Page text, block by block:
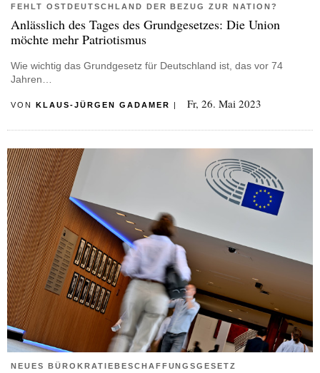
FEHLT OSTDEUTSCHLAND DER BEZUG ZUR NATION?
Anlässlich des Tages des Grundgesetzes: Die Union
möchte mehr Patriotismus
Wie wichtig das Grundgesetz für Deutschland ist, das vor 74
Jahren…
VON KLAUS-JÜRGEN GADAMER Fr, 26. Mai 2023
NEUES BÜROKRATIEBESCHAFFUNGSGESETZ